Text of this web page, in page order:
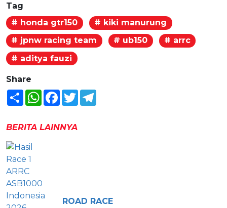
Tag
# honda gtr150
# kiki manurung
# jpnw racing team
# ub150
# arrc
# aditya fauzi
Share
Share WhatsAppFacebook
Twitter
BERITA LAINNYA
ROAD RACE